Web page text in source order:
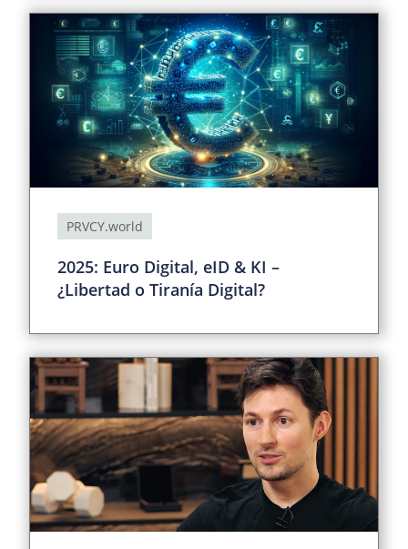
PRVCY.world
2025: Euro Digital, eID & KI –
¿Libertad o Tiranía Digital?